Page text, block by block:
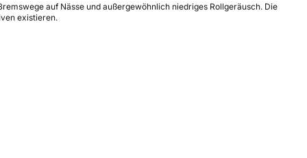
auf Nässe und außergewöhnlich niedriges Rollgeräusch. Die
existieren.